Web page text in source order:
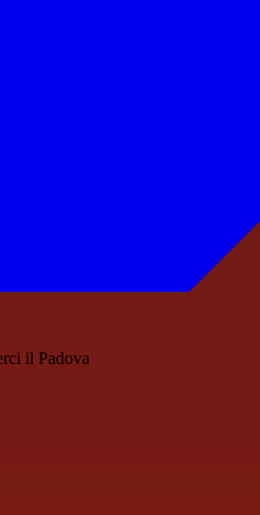
il Padova